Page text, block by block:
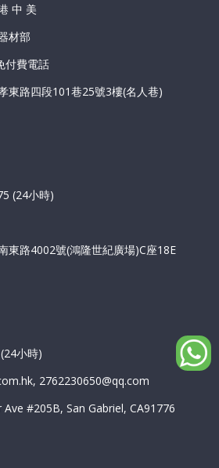
中 美
材部
付費電話
東路四段101巷25號3樓(名人巷)
(24小時)
東路4002號(鴻隆世紀廣場)C座18E
小時)
2762230650@qq.com
#205B, San Gabriel, CA91776